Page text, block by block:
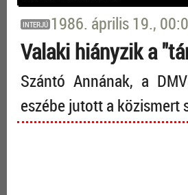
INTERJÚ 1986. április 19.,
Valaki hiányzik a
Szántó Annának, a
eszébe jutott a közismert